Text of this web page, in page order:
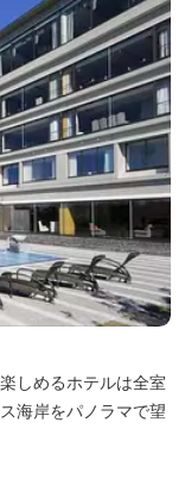
しめるホテルは全室
海岸をパノラマで望